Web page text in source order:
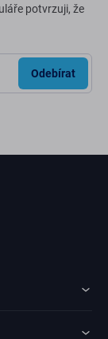
potvrzuji, že
Odebírat